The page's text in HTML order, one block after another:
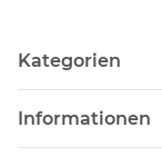
Kategorien
Informationen